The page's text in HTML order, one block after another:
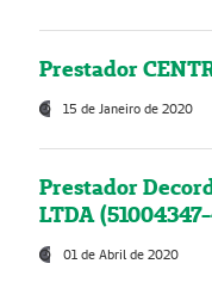
Prestador
15 de Janeiro de 2020
Prestador
LTDA
01 de Abril de 2020